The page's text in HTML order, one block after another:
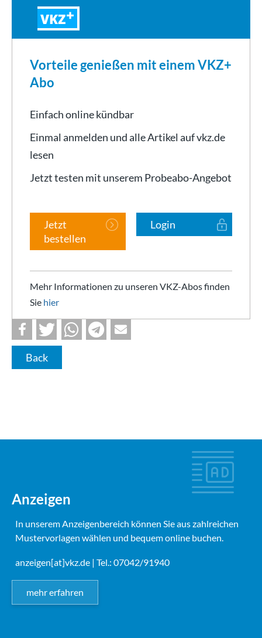
VKZ
Vorteile genießen mit einem VKZ+
Abo
Einfach online kündbar
Einmal anmelden und alle Artikel auf vkz.de
lesen
Jetzt testen mit unserem Probeabo-Angebot
Jetzt
bestellen
Login
Mehr Informationen zu unseren VKZ-Abos finden
Sie hier
Back
Anzeigen
In unserem Anzeigenbereich können Sie aus zahlreichen
Mustervorlagen wählen und bequem online buchen.
anzeigen[at]vkz.de | Tel.: 07042/91940
mehr erfahren